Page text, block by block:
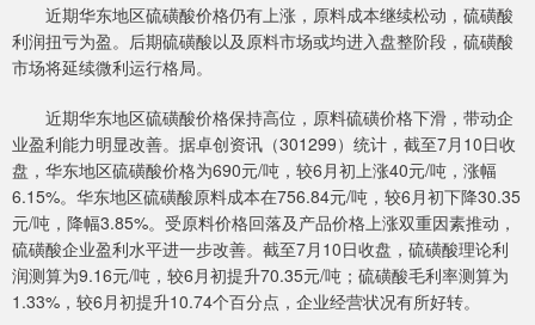
近期华东地区硫磺酸价格仍有上涨，原料成本继续松动，硫磺酸
利润扭亏为盈。后期硫磺酸以及原料市场或均进入盘整阶段，硫磺酸
市场将延续微利运行格局。
近期华东地区硫磺酸价格保持高位，原料硫磺价格下滑，带动企
业盈利能力明显改善。据卓创资讯（301299）统计，截至7月10日收
盘，华东地区硫磺酸价格为690元/吨，较6月初上涨40元/吨，涨幅
6.15%。华东地区硫磺酸原料成本在756.84元/吨，较6月初下降30.35
元/吨，降幅3.85%。受原料价格回落及产品价格上涨双重因素推动，
硫磺酸企业盈利水平进一步改善。截至7月10日收盘，硫磺酸理论利
润测算为9.16元/吨，较6月初提升70.35元/吨；硫磺酸毛利率测算为
1.33%，较6月初提升10.74个百分点，企业经营状况有所好转。